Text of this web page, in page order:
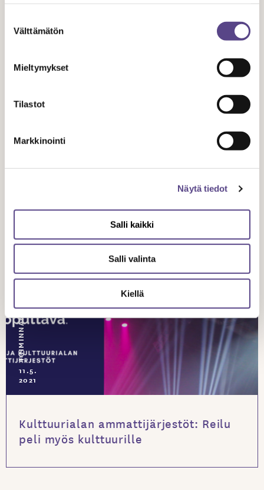
valinta
Välttämätön
Mieltymykset
Tilastot
Markkinointi
Näytä tiedot
Salli kaikki
Salli valinta
Kiellä
Temen toiminnanjohtaja
Jaa artikkeli
Aiheeseen liittyvät artikkelit
TOIMINNANJOHTAJAN BLOGI
11.5.
2021
Kulttuurialan ammattijärjestöt: Reilu
peli myös kulttuurille